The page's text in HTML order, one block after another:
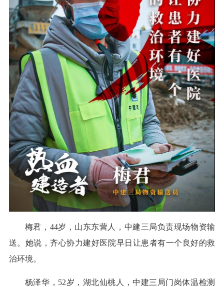
梅君，44岁，山东东营人，中建三局负责现场物资输
送。她说，齐心协力建好医院早日让患者有一个良好的救
治环境。
杨泽华，52岁，湖北仙桃人，中建三局门岗体温检测